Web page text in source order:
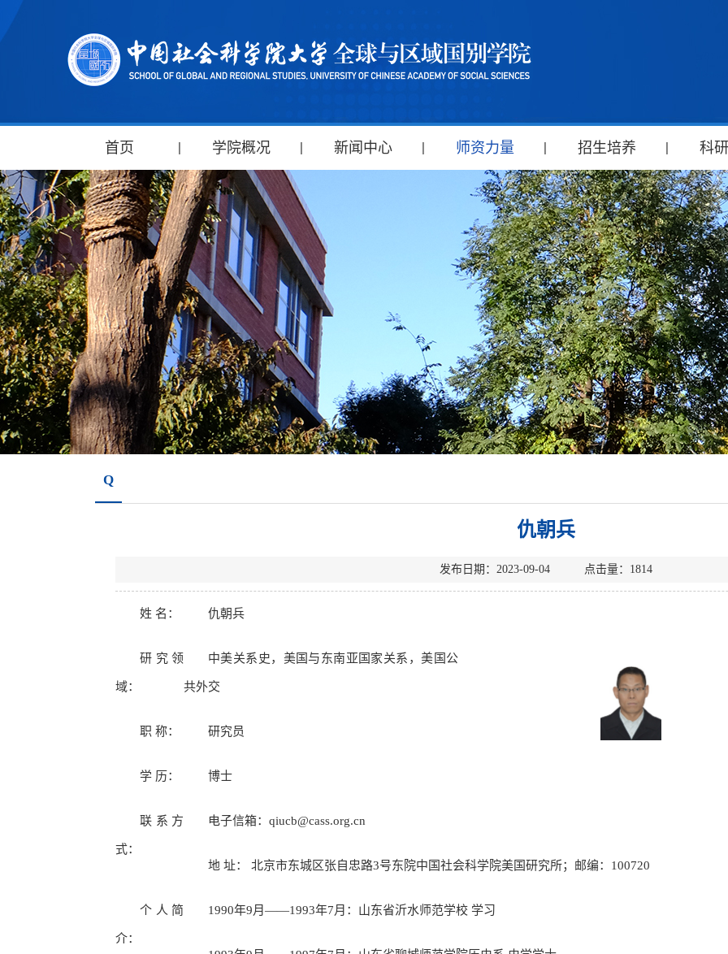
首页 学院概况 新闻中心 师资力量 招生培养 科
Q
仇朝兵
发布日期：2023-09-04 点击量： 1814
姓 名： 仇朝兵
研究领
域：
中美关系史，美国与东南亚国家关系，美国公
共外交
职 称： 研究员
学 历： 博士
联系方
式：
电子信箱：qiucb@cass.org.cn
地 址： 北京市东城区张自忠路3号东院中国社会科学院美国研究所；邮编：100720
个人简
介：
1990年9月——1993年7月：山东省沂水师范学校 学习